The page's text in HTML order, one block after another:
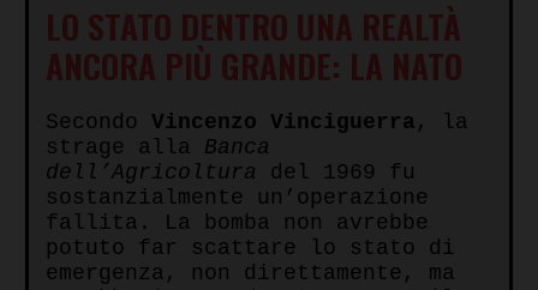
LO STATO DENTRO UNA REALTÀ
ANCORA PIÙ GRANDE: LA NATO
Secondo Vincenzo Vinciguerra , la
strage alla Banca
dell’Agricoltura del 1969 fu
sostanzialmente un’operazione
fallita. La bomba non avrebbe
potuto far scattare lo stato di
emergenza, non direttamente, ma